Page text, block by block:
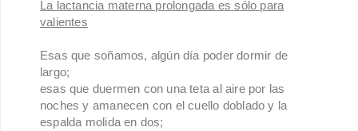
La lactancia materna prolongada es sólo para
valientes
Esas que soñamos, algún día poder dormir de
largo;
esas que duermen con una teta al aire por las
noches y amanecen con el cuello doblado y la
espalda molida en dos;